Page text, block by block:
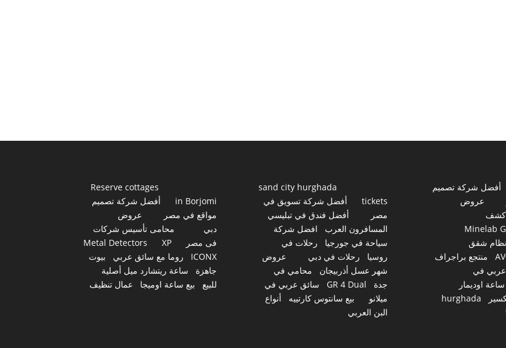
Reserve cottages
in Borjomi
أفضل شركة تصميم
مواقع في مصر
عروض
دبي
محامى تأسيس شركات
فى مصر
Metal Detectors
XP
ICONX
روما مع سائق عربي
بيوت
جاهزة
ساعة ريتشارد ميل أصلية
للبيع
بيع ساعة اوميجا عمال تنظيف
sand city hurghada
tickets
أفضل شركة تسويق في
مصر
أفضل فندق في تبليسي
المسافرون العرب
افضل شركة
سياحة في جورجيا
رحلات في
روسيا
رحلات في دبي
عروض
شهر عسل أذربيجان
محامي في
جدة
GR 4 Dual
سائق عربي في
ميلانو
بيع سانتوس كارتييه
أنواع
البن العربي
أفضل شركة تصميم
عروض
كشف
Minelab
شقق
منتجع براجراف
في
ساعة اوديمار
hurghada